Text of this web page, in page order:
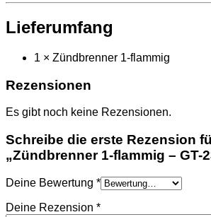
Lieferumfang
1 × Zündbrenner 1-flammig
Rezensionen
Es gibt noch keine Rezensionen.
Schreibe die erste Rezension
„Zündbrenner 1-flammig – GT-
Deine Bewertung *
Deine Rezension *